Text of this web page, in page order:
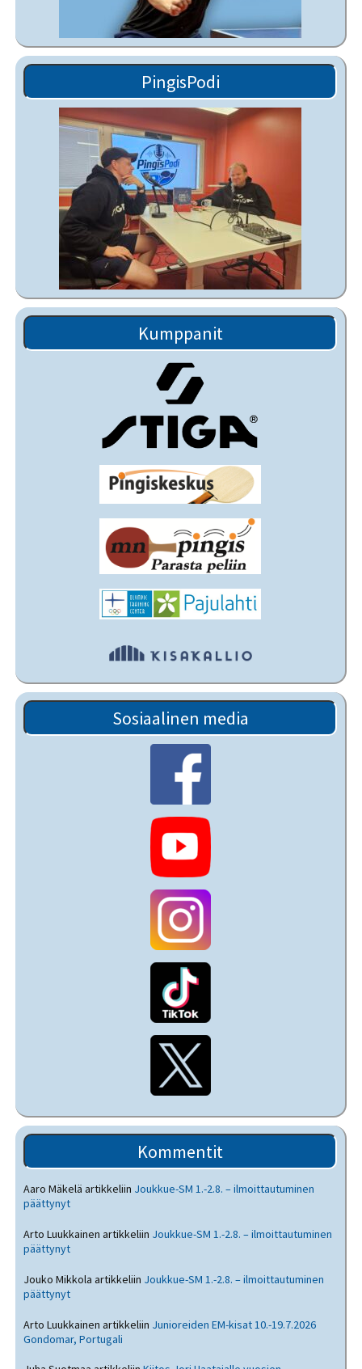
PingisPodi
Kumppanit
Sosiaalinen media
Kommentit
Aaro Mäkelä artikkeliin Joukkue-SM 1.-2.8. – ilmoittautuminen
päättynyt
Arto Luukkainen artikkeliin Joukkue-SM 1.-2.8. – ilmoittautuminen
päättynyt
Jouko Mikkola artikkeliin Joukkue-SM 1.-2.8. – ilmoittautuminen
päättynyt
Arto Luukkainen artikkeliin Junioreiden EM-kisat 10.-19.7.2026
Gondomar, Portugali